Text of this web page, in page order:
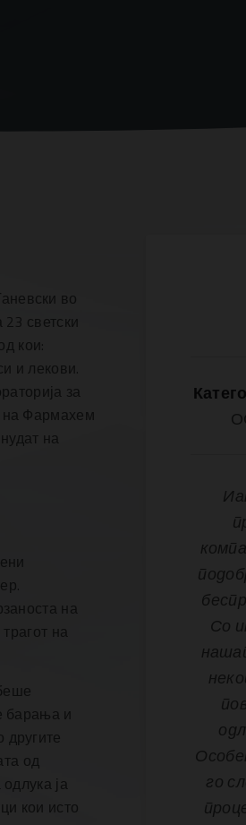
во
светски
кои:
и лекови.
за
Фармахем
на
на
на
барања и
другите
од
ја
кои исто
Со
го